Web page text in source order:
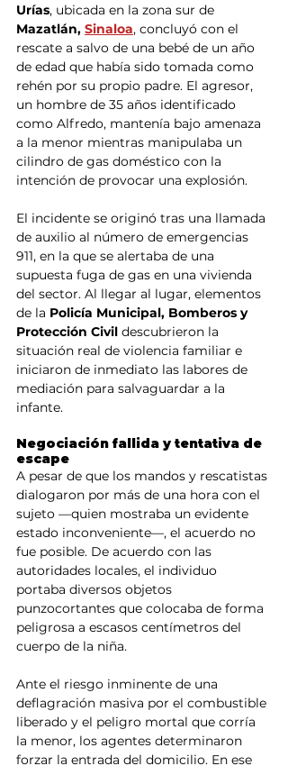
Urías, ubicada en la zona sur de
Mazatlán, Sinaloa, concluyó con el
rescate a salvo de una bebé de un año
de edad que había sido tomada como
rehén por su propio padre. El agresor,
un hombre de 35 años identificado
como Alfredo, mantenía bajo amenaza
a la menor mientras manipulaba un
cilindro de gas doméstico con la
intención de provocar una explosión.
El incidente se originó tras una llamada
de auxilio al número de emergencias
911, en la que se alertaba de una
supuesta fuga de gas en una vivienda
del sector. Al llegar al lugar, elementos
de la Policía Municipal, Bomberos y
Protección Civil descubrieron la
situación real de violencia familiar e
iniciaron de inmediato las labores de
mediación para salvaguardar a la
infante.
Negociación fallida y tentativa de
escape
A pesar de que los mandos y rescatistas
dialogaron por más de una hora con el
sujeto —quien mostraba un evidente
estado inconveniente—, el acuerdo no
fue posible. De acuerdo con las
autoridades locales, el individuo
portaba diversos objetos
punzocortantes que colocaba de forma
peligrosa a escasos centímetros del
cuerpo de la niña.
Ante el riesgo inminente de una
deflagración masiva por el combustible
liberado y el peligro mortal que corría
la menor, los agentes determinaron
forzar la entrada del domicilio. En ese